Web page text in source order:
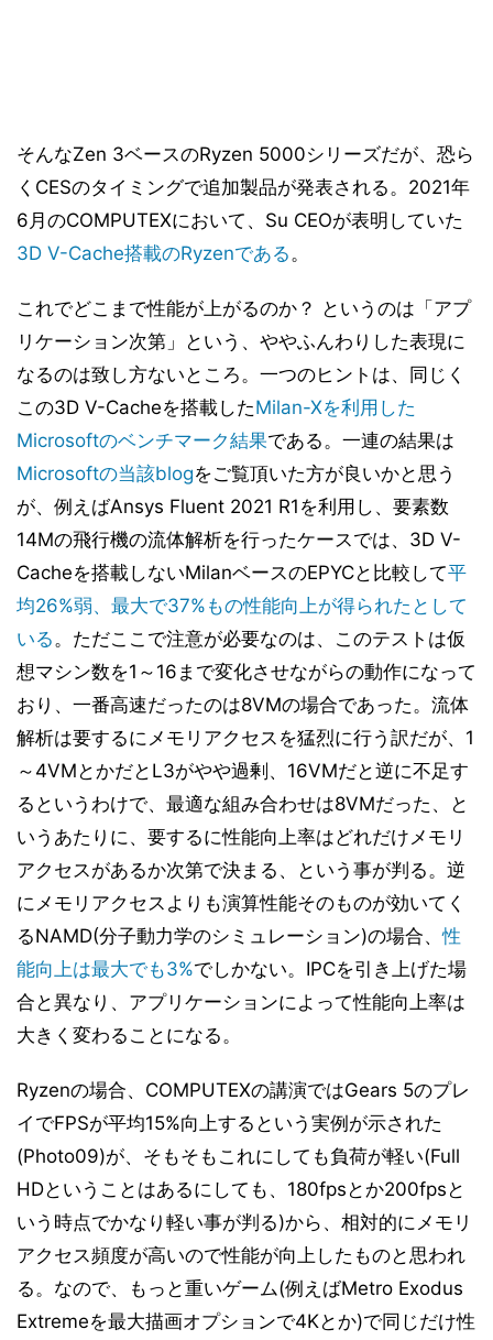
そんなZen 3ベースのRyzen 5000シリーズだが、恐ら
くCESのタイミングで追加製品が発表される。2021年
6月のCOMPUTEXにおいて、Su CEOが表明していた
3D V-Cache搭載のRyzenである。
これでどこまで性能が上がるのか？ というのは「アプ
リケーション次第」という、ややふんわりした表現に
なるのは致し方ないところ。一つのヒントは、同じく
この3D V-Cacheを搭載したMilan-Xを利用した
Microsoftのベンチマーク結果である。一連の結果は
Microsoftの当該blogをご覧頂いた方が良いかと思う
が、例えばAnsys Fluent 2021 R1を利用し、要素数
14Mの飛行機の流体解析を行ったケースでは、3D V-
Cacheを搭載しないMilanベースのEPYCと比較して平
均26%弱、最大で37%もの性能向上が得られたとして
いる。ただここで注意が必要なのは、このテストは仮
想マシン数を1～16まで変化させながらの動作になって
おり、一番高速だったのは8VMの場合であった。流体
解析は要するにメモリアクセスを猛烈に行う訳だが、1
～4VMとかだとL3がやや過剰、16VMだと逆に不足す
るというわけで、最適な組み合わせは8VMだった、と
いうあたりに、要するに性能向上率はどれだけメモリ
アクセスがあるか次第で決まる、という事が判る。逆
にメモリアクセスよりも演算性能そのものが効いてく
るNAMD(分子動力学のシミュレーション)の場合、性
能向上は最大でも3%でしかない。IPCを引き上げた場
合と異なり、アプリケーションによって性能向上率は
大きく変わることになる。
Ryzenの場合、COMPUTEXの講演ではGears 5のプレ
イでFPSが平均15%向上するという実例が示された
(Photo09)が、そもそもこれにしても負荷が軽い(Full
HDということはあるにしても、180fpsとか200fpsと
いう時点でかなり軽い事が判る)から、相対的にメモリ
アクセス頻度が高いので性能が向上したものと思われ
る。なので、もっと重いゲーム(例えばMetro Exodus
Extremeを最大描画オプションで4Kとか)で同じだけ性